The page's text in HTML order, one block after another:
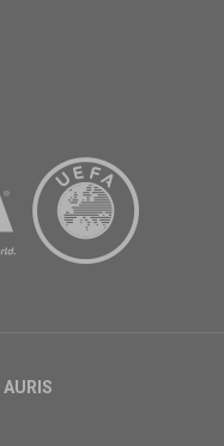
AURIS